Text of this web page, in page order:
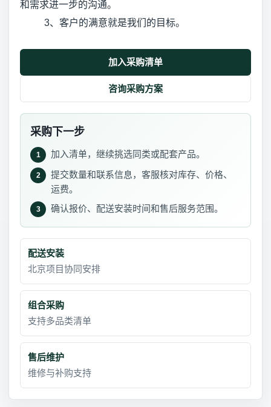
和需求进一步的沟通。
3、客户的满意就是我们的目标。
加入采购清单
咨询采购方案
采购下一步
1 加入清单，继续挑选同类或配套产品。
2
提交数量和联系信息，客服核对库存、价格、
运费。
3 确认报价、配送安装时间和售后服务范围。
配送安装
北京项目协同安排
组合采购
支持多品类清单
售后维护
维修与补购支持